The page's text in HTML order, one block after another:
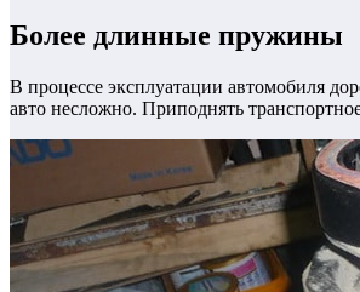
Более длинные пружины
В процессе эксплуатации автомобиля
авто несложно. Приподнять